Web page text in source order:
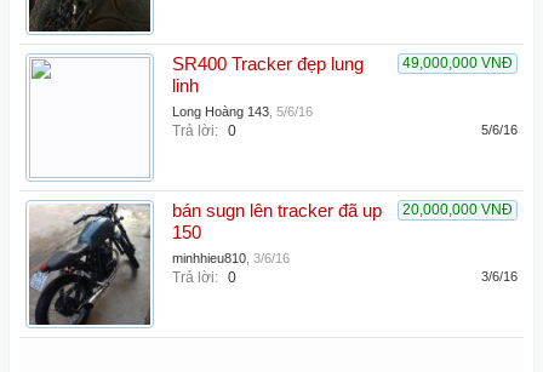
49,000,000 VNĐ
SR400 Tracker đẹp lung
linh
Long Hoàng 143 5/6/16
Trả lời: 0 5/6/16
20,000,000 VNĐ
bán sugn lên tracker đã up
150
minhhieu810 3/6/16
Trả lời: 0 3/6/16